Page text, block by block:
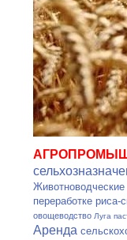
Животноводческие
переработке риса-
овощеводство Луга
Аренда